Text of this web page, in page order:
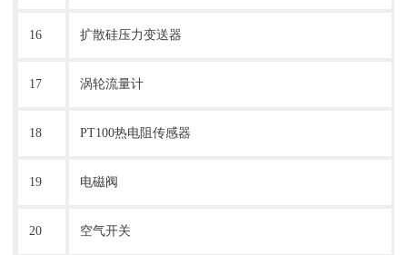
16 扩散硅压力变送器
17 涡轮流量计
18 PT100热电阻传感器
19 电磁阀
20 空气开关